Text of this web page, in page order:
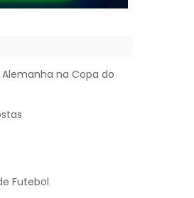
na Copa do
Futebol